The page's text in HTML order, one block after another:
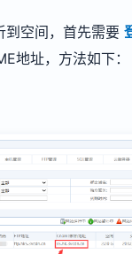
到空间，首先需要
地址，方法如下：